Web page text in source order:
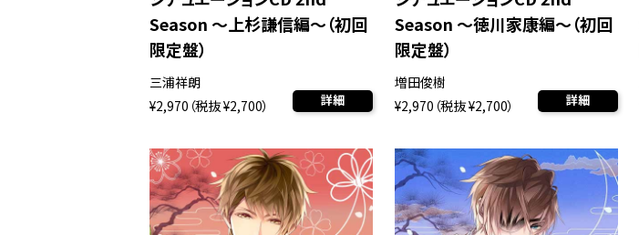
Season ～上杉謙信編～（初回
限定盤）
三浦祥朗
¥2,970（税抜 ¥2,700）
詳細
Season ～徳川家康編～（初回
限定盤）
増田俊樹
¥2,970（税抜 ¥2,700）
詳細